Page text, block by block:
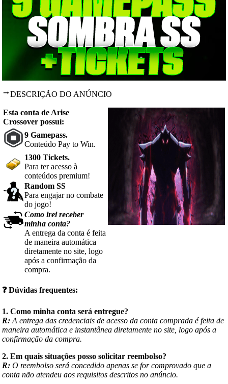
DESCRIÇÃO DO ANÚNCIO
Esta conta de Arise
Crossover possuí:
9 Gamepass.
Conteúdo Pay to Win.
1300 Tickets.
Para ter acesso à
conteúdos premium!
Random SS
Para engajar no combate
do jogo!
Como irei receber
minha conta?
A entrega da conta é feita
de maneira automática
diretamente no site, logo
após a confirmação da
compra.
❓Dúvidas frequentes:
1. Como minha conta será entregue?
R: A entrega das credenciais de acesso da conta comprada é feita de
maneira automática e instantânea diretamente no site, logo após a
confirmação da compra.
2. Em quais situações posso solicitar reembolso?
R: O reembolso será concedido apenas se for comprovado que a
conta não atendeu aos requisitos descritos no anúncio.